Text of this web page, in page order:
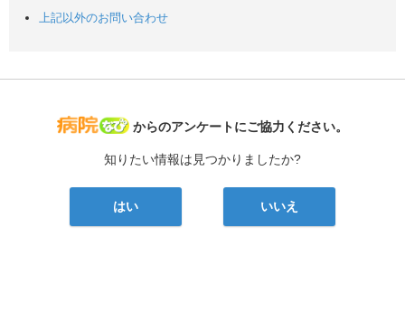
上記以外のお問い合わせ
病院なび
からのアンケートにご協力ください。
知りたい情報は見つかりましたか?
はい いいえ